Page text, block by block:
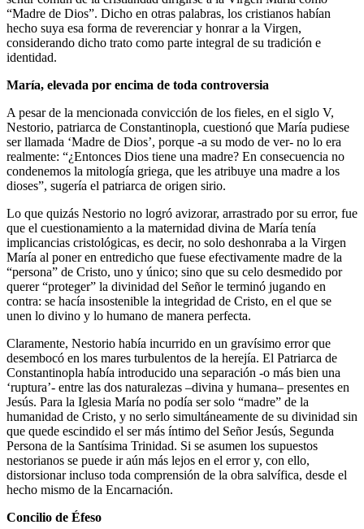
“Madre de Dios”. Dicho en otras palabras, los cristianos habían
hecho suya esa forma de reverenciar y honrar a la Virgen,
considerando dicho trato como parte integral de su tradición e
identidad.
María, elevada por encima de toda controversia
A pesar de la mencionada convicción de los fieles, en el siglo V,
Nestorio, patriarca de Constantinopla, cuestionó que María pudiese
ser llamada ‘Madre de Dios’, porque -a su modo de ver- no lo era
realmente: “¿Entonces Dios tiene una madre? En consecuencia no
condenemos la mitología griega, que les atribuye una madre a los
dioses”, sugería el patriarca de origen sirio.
Lo que quizás Nestorio no logró avizorar, arrastrado por su error, fue
que el cuestionamiento a la maternidad divina de María tenía
implicancias cristológicas, es decir, no solo deshonraba a la Virgen
María al poner en entredicho que fuese efectivamente madre de la
“persona” de Cristo, uno y único; sino que su celo desmedido por
querer “proteger” la divinidad del Señor le terminó jugando en
contra: se hacía insostenible la integridad de Cristo, en el que se
unen lo divino y lo humano de manera perfecta.
Claramente, Nestorio había incurrido en un gravísimo error que
desembocó en los mares turbulentos de la herejía. El Patriarca de
Constantinopla había introducido una separación -o más bien una
‘ruptura’- entre las dos naturalezas –divina y humana– presentes en
Jesús. Para la Iglesia María no podía ser solo “madre” de la
humanidad de Cristo, y no serlo simultáneamente de su divinidad sin
que quede escindido el ser más íntimo del Señor Jesús, Segunda
Persona de la Santísima Trinidad. Si se asumen los supuestos
nestorianos se puede ir aún más lejos en el error y, con ello,
distorsionar incluso toda comprensión de la obra salvífica, desde el
hecho mismo de la Encarnación.
Concilio de Éfeso